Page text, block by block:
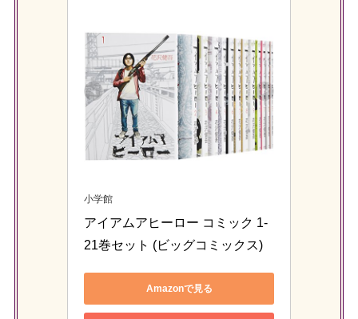
小学館
アイアムアヒーロー コミック 1-
21巻セット (ビッグコミックス)
Amazonで見る